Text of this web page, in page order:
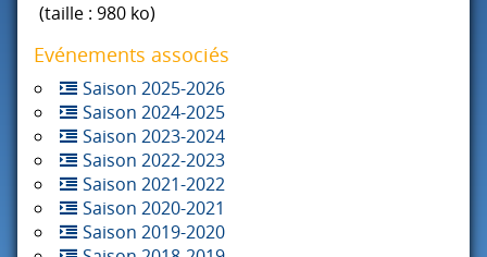
(taille : 980 ko)
Evénements associés
Saison 2025-2026
Saison 2024-2025
Saison 2023-2024
Saison 2022-2023
Saison 2021-2022
Saison 2020-2021
Saison 2019-2020